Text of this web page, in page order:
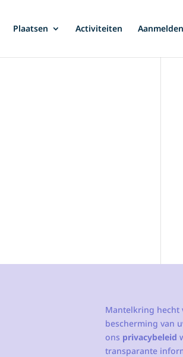
Plaatsen Activiteiten Aanmelden
Mantelkring hecht
bescherming van
ons privacybeleid
transparante